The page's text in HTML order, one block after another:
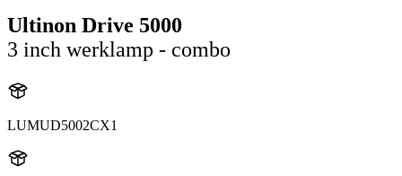
Ultinon Drive 5000
3 inch werklamp - combo
LUMUD5002CX1